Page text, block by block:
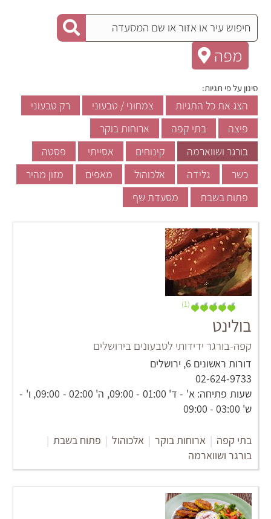
מפה
סינון על פי תגיות:
הצג את כל התגיות צמחוני / טבעוני
רק טבעוני
פיצה
בתי קפה
ארוחות בוקר
בורגר ושווארמה
קינוחים אסייתי
פסטה
כשר
גלידה אלכוהול מאפים
מזון מהיר
פתוח בשבת
מסעדת שף
(1)
בולינט
קפה-בורגר ידידותי לטבעונים בירושלים
דורות ראשונים 6, ירושלים
02-624-9733
שעות פתיחה: א' - ד' 01:00 - 09:00, ה' 02:00 - 09:00, ו' -
ש' 03:00 - 09:00
בתי קפה | ארוחות בוקר | אלכוהול | פתוח בשבת |
בורגר ושווארמה